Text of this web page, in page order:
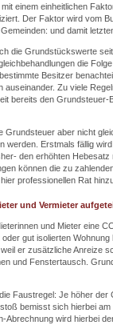
einem einheitlichen
Der Faktor wird vom
und damit
die Grundstückswerte
die
Besitzer
auseinander. Zu viele
bereits den
Grundsteuer aber nicht
werden. Erstmals fällig
den erhöhten
können die zu
professionellen Rat
und Vermieter
und Mieter eine
gut isolierten
er zusätzliche Anreize
und Fenstertausch.
Faustregel: Je höher
bemisst sich hierbei
Abrechnung wird hierbei